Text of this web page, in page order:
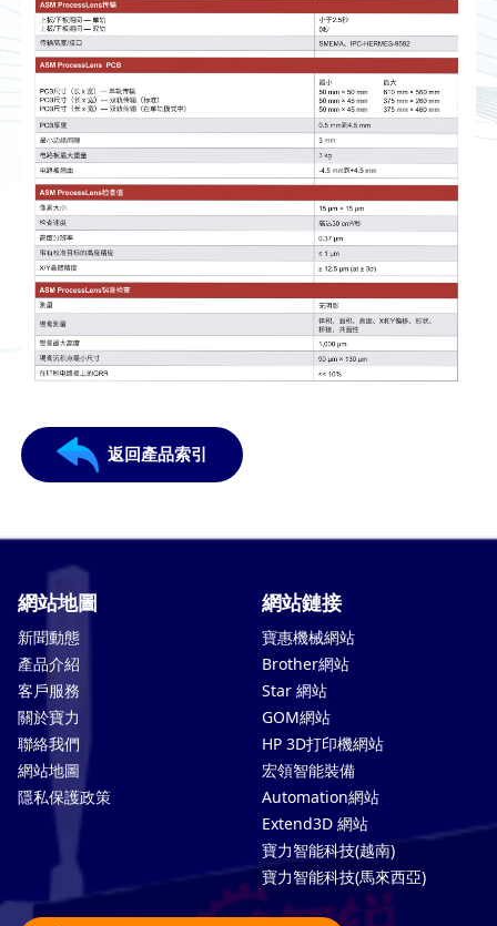
返回產品索引
網站地圖
新聞動態
產品介紹
客戶服務
關於寶力
聯絡我們
網站地圖
隱私保護政策
網站鏈接
寶惠機械網站
Brother網站
Star 網站
GOM網站
HP 3D打印機網站
宏領智能裝備
Automation網站
Extend3D 網站
寶力智能科技(越南)
寶力智能科技(馬來西亞)